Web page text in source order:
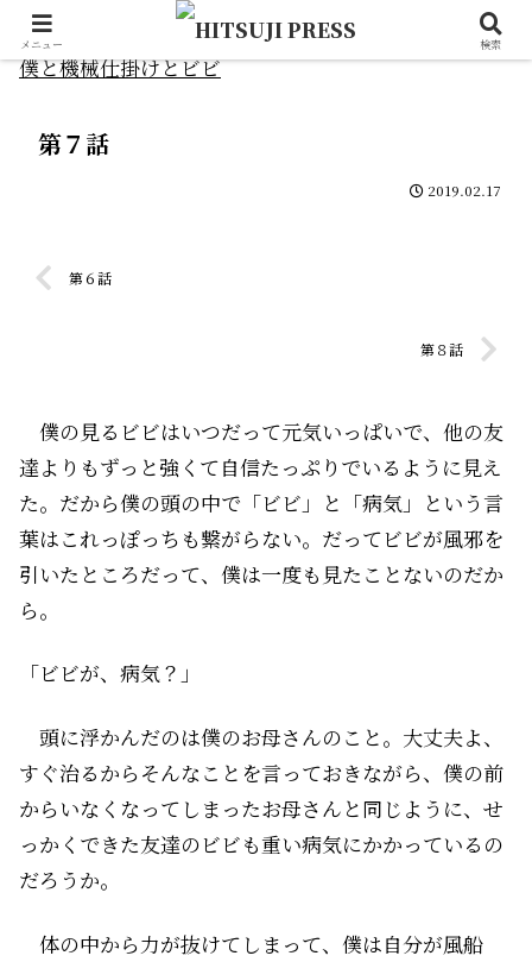
僕と機械仕掛けとビビ
第７話
2019.02.17
第６話
第８話
僕の見るビビはいつだって元気いっぱいで、他の友
達よりもずっと強くて自信たっぷりでいるように見え
た。だから僕の頭の中で「ビビ」と「病気」という言
葉はこれっぽっちも繋がらない。だってビビが風邪を
引いたところだって、僕は一度も見たことないのだか
ら。
「ビビが、病気？」
頭に浮かんだのは僕のお母さんのこと。大丈夫よ、
すぐ治るから――そんなことを言っておきながら、僕の前
からいなくなってしまったお母さんと同じように、せ
っかくできた友達のビビも重い病気にかかっているの
だろうか。
体の中から力が抜けてしまって、僕は自分が風船
メニュー 検索